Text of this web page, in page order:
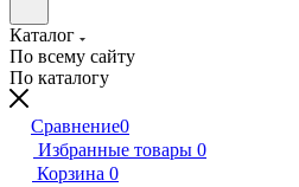
Каталог
По всему сайту
По каталогу
Сравнение0
Избранные товары 0
Корзина 0